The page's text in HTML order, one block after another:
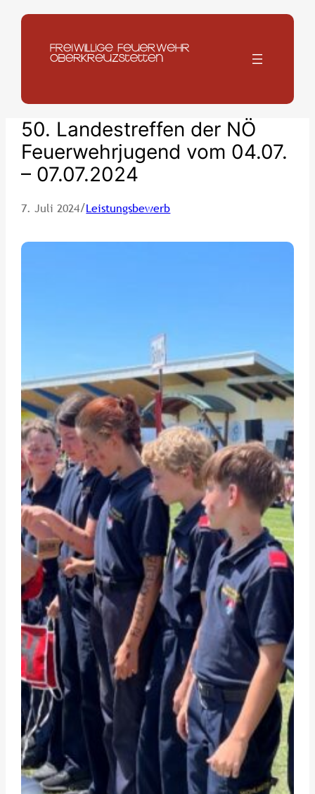
Zum
springen
50. Landestreffen der NÖ
Feuerwehrjugend vom 04.07.
– 07.07.2024
7. Juli 2024/Leistungsbewerb